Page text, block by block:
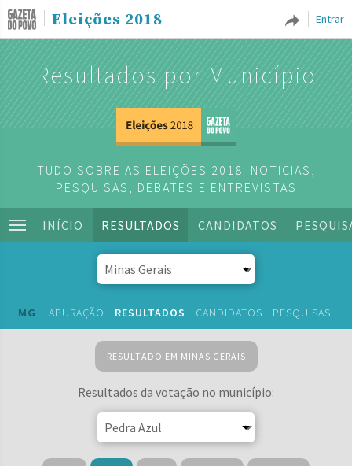
Entrar
Eleições 2018
Resultados por Município
TUDO SOBRE AS ELEIÇÕES 2018: NOTÍCIAS,
PESQUISAS, DEBATES E ENTREVISTAS
INÍCIO RESULTADOS CANDIDATOS
MG APURAÇÃO RESULTADOS CANDIDATOS PESQUISAS
RESULTADO EM MINAS GERAIS
Resultados da votação no município: